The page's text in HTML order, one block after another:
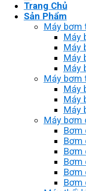
Trang Chủ
Sản Phẩm
Máy bơm
Máy
Máy
Máy
Máy
Máy bơm
Máy
Máy
Máy
Máy bơm
Bơm
Bơm
Bơm
Bơm
Bơm
Bơm